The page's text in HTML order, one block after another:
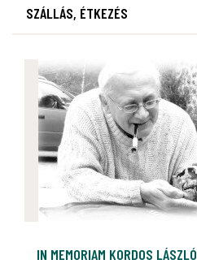
SZÁLLÁS, ÉTKEZÉS
IN MEMORIAM KORDOS LÁSZLÓ